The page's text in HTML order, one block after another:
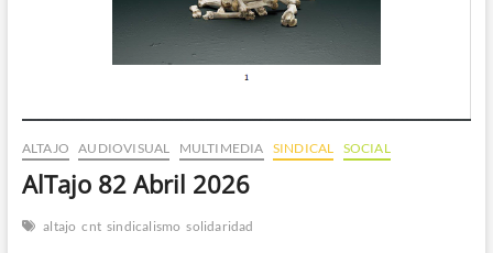
ALTAJO AUDIOVISUAL MULTIMEDIA SINDICAL SOCIAL
AlTajo 82 Abril 2026
altajo cnt sindicalismo solidaridad